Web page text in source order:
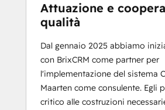
Attuazione e
qualità
Dal gennaio 2025 abbiamo
con BrixCRM come partner per
l'implementazione del sistema
Maarten come consulente. Egli
critico alle costruzioni